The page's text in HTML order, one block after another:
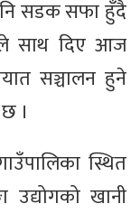
सडक सफा हुँदै
साथ दिए आज
सञ्चालन हुने
।
स्थित
उद्योगको खानी